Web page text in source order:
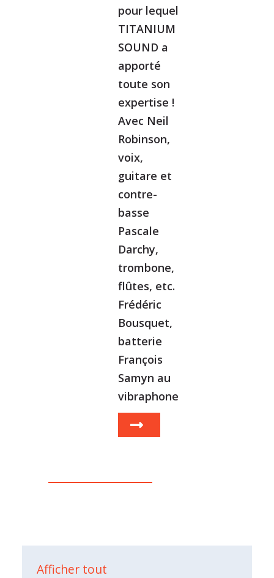
pour lequel
TITANIUM
SOUND a
apporté
toute son
expertise !
Avec Neil
Robinson,
voix,
guitare et
contre-
basse
Pascale
Darchy,
trombone,
flûtes, etc.
Frédéric
Bousquet,
batterie
François
Samyn au
vibraphone
Afficher tout